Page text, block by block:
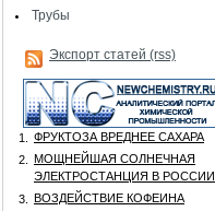
Трубы
Экспорт статей (rss)
1.
ФРУКТОЗА ВРЕДНЕЕ САХАРА
2.
МОЩНЕЙШАЯ СОЛНЕЧНАЯ
ЭЛЕКТРОСТАНЦИЯ В РОССИИ
3.
ВОЗДЕЙСТВИЕ КОФЕИНА